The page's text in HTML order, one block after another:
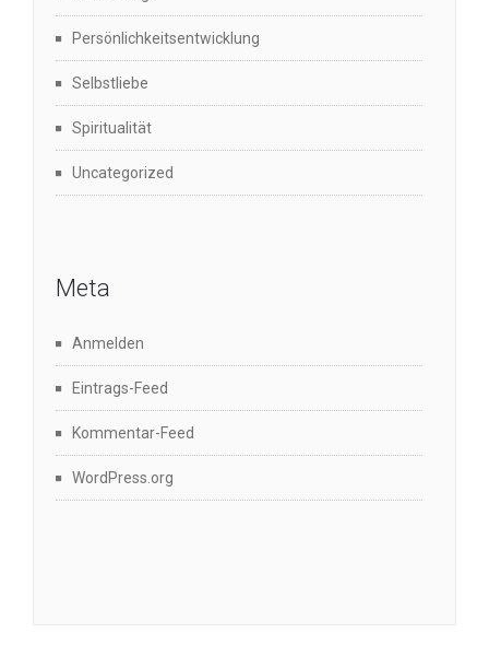
Persönlichkeitsentwicklung
Selbstliebe
Spiritualität
Uncategorized
Meta
Anmelden
Eintrags-Feed
Kommentar-Feed
WordPress.org